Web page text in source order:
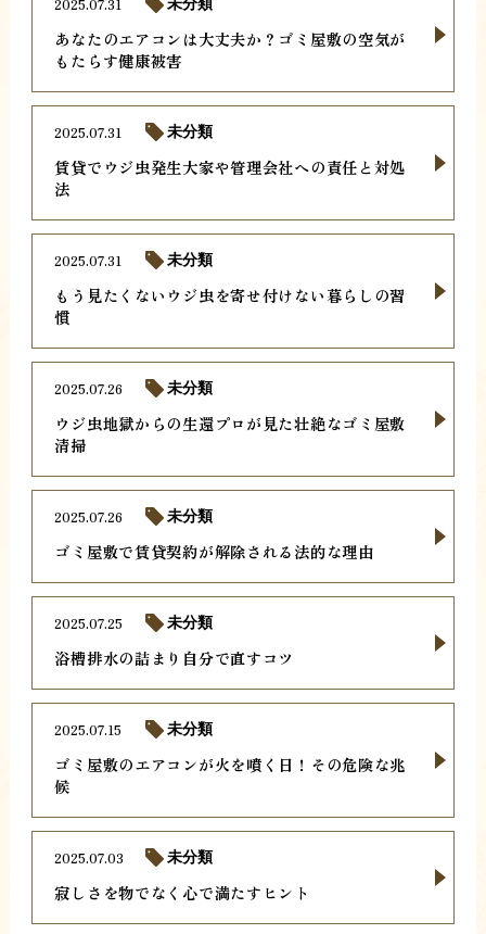
あなたのエアコンは大丈夫か？ゴミ屋敷の空気が
もたらす健康被害
2025.07.31 未分類
賃貸でウジ虫発生大家や管理会社への責任と対処
法
2025.07.31 未分類
もう見たくないウジ虫を寄せ付けない暮らしの習
慣
2025.07.31 未分類
ウジ虫地獄からの生還プロが見た壮絶なゴミ屋敷
清掃
2025.07.26 未分類
ゴミ屋敷で賃貸契約が解除される法的な理由
2025.07.26 未分類
浴槽排水の詰まり自分で直すコツ
2025.07.25 未分類
ゴミ屋敷のエアコンが火を噴く日！その危険な兆
候
2025.07.15 未分類
寂しさを物でなく心で満たすヒント
2025.07.03 未分類